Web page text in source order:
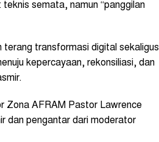
semata, namun “panggilan
terang transformasi digital sekaligus
kepercayaan, rekonsiliasi, dan
Zona AFRAM Pastor Lawrence
dan pengantar dari moderator